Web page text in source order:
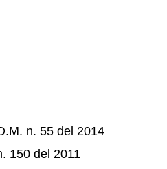
n. 55 del 2014
150 del 2011